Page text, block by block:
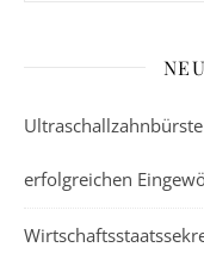
erfolgreichen